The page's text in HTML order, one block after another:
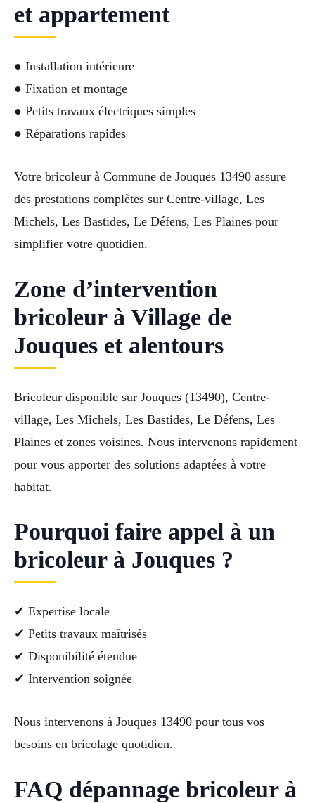
et appartement
● Installation intérieure
● Fixation et montage
● Petits travaux électriques simples
● Réparations rapides
Votre bricoleur à Commune de Jouques 13490 assure
des prestations complètes sur Centre-village, Les
Michels, Les Bastides, Le Défens, Les Plaines pour
simplifier votre quotidien.
Zone d’intervention
bricoleur à Village de
Jouques et alentours
Bricoleur disponible sur Jouques (13490), Centre-
village, Les Michels, Les Bastides, Le Défens, Les
Plaines et zones voisines. Nous intervenons rapidement
pour vous apporter des solutions adaptées à votre
habitat.
Pourquoi faire appel à un
bricoleur à Jouques ?
✔ Expertise locale
✔ Petits travaux maîtrisés
✔ Disponibilité étendue
✔ Intervention soignée
Nous intervenons à Jouques 13490 pour tous vos
besoins en bricolage quotidien.
FAQ dépannage bricoleur à